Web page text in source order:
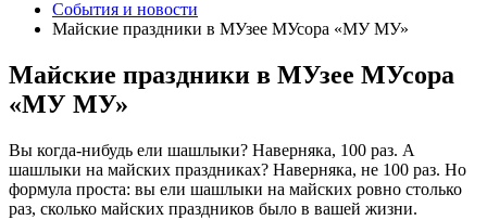
События и новости
Майские праздники в МУзее МУсора «МУ МУ»
Майские праздники в МУзее МУсора
«МУ МУ»
Вы когда-нибудь ели шашлыки? Наверняка, 100 раз. А
шашлыки на майских праздниках? Наверняка, не 100 раз. Но
формула проста: вы ели шашлыки на майских ровно столько
раз, сколько майских праздников было в вашей жизни.